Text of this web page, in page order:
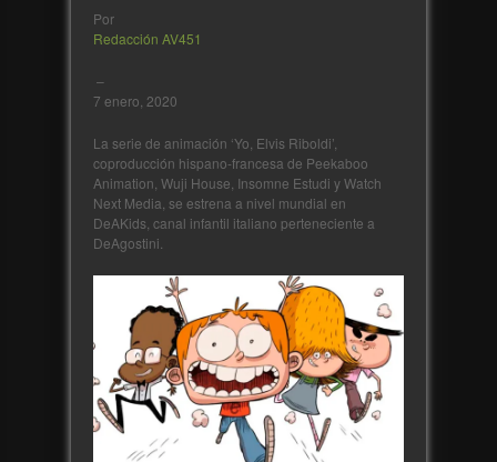
Por
Redacción AV451
–
7 enero, 2020
La serie de animación ‘Yo, Elvis Riboldi’,
coproducción hispano-francesa de Peekaboo
Animation, Wuji House, Insomne Estudi y Watch
Next Media, se estrena a nivel mundial en
DeAKids, canal infantil italiano perteneciente a
DeAgostini.